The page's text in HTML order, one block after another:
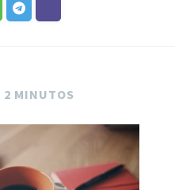
2 MINUTOS